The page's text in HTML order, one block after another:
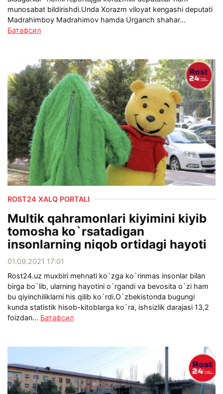
munosabat bildirishdi.Unda Xorazm viloyat kengashi deputati
Madrahimboy Madrahimov hamda Urganch shahar...
Батафсил
ROST24 XALQ PORTALI
Multik qahramonlari kiyimini kiyib
tomosha ko`rsatadigan
insonlarning niqob ortidagi hayoti
01.09.2021 17:01
Rost24.uz muxbiri mehnati ko`zga ko`rinmas insonlar bilan
birga bo`lib, ularning hayotini o`rgandi va bevosita o`zi ham
bu qiyinchiliklarni his qilib ko`rdi.O`zbekistonda bugungi
kunda statistik hisob-kitoblarga ko`ra, ishsizlik darajasi 13,2
foizdan... Батафсил